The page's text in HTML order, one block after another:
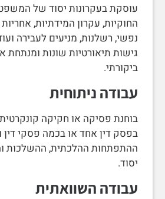
עוסקת בעקרונות יסוד של
החוקיות, עקרון המידתיות,
נפשי, רשלנות, מניעים לעבירה
גישות תיאורטיות שונות ומנתחת
ביקורתי.
עבודה ניתוחית
בוחנת פסיקה או חקיקה
בפסק דין אחד או בכמה פסקי דין
ההתפתחות ההלכתית, ההשלכות
יסוד.
עבודה השוואתית